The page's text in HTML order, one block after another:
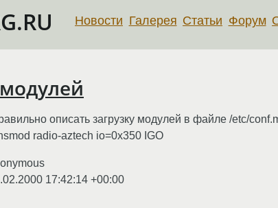
Новости Галерея Статьи Форум
описать загрузку модулей в файле /etc/
radio-aztech io=0x350 IGO
17:42:14 +00:00